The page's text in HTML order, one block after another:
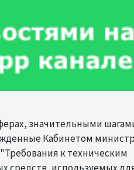
значительными
Кабинетом
"Требования к техническим